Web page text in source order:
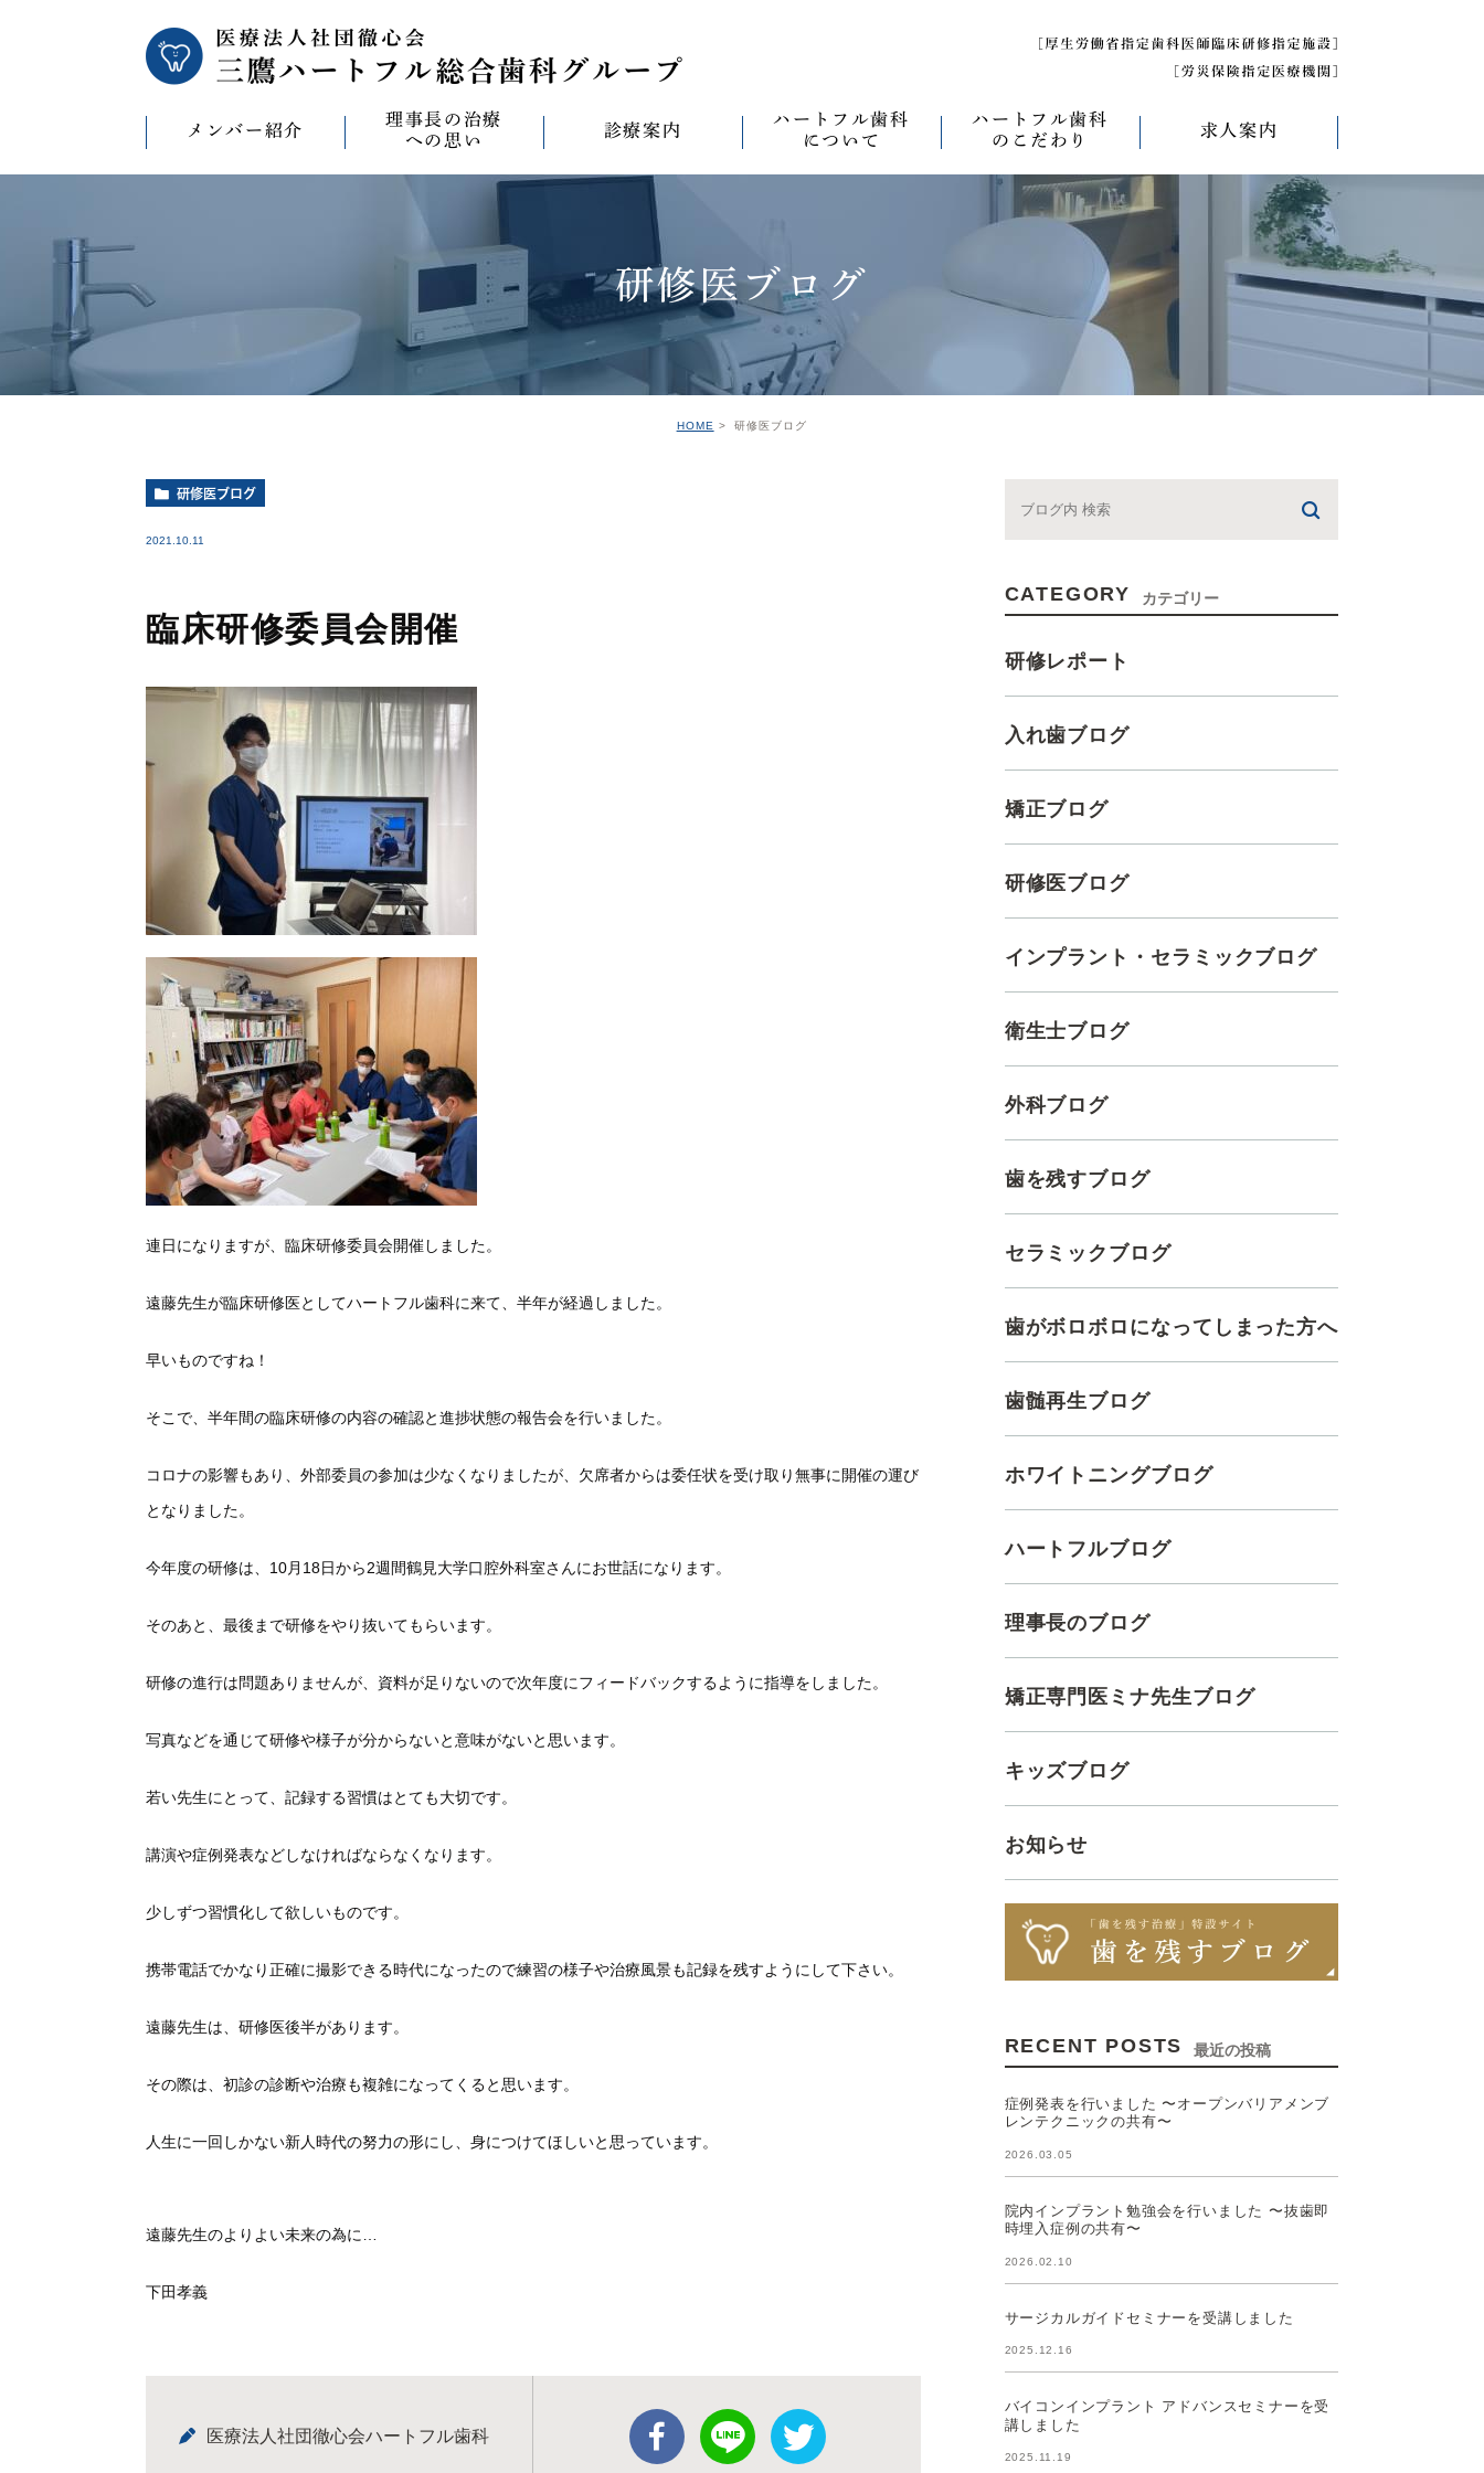
メンバー紹介
理事長の治療
への思い
CAD/CAM（オールセラミック治
療）への思い
バイコンインプラントへの思い
マウスピース型矯正装置（イン
ビザライン）への思い
診療案内
診療案内一覧
セラミック治療 ワンデイジルコニア治療
無菌化根管治療 予防・メンテナンス
インプラント オールオン4
ハートフル歯科
について
ハートフルの治療
院内設備
ハートフル歯科
グループ院の案内
ハートフル歯科
のこだわり
なるべく痛くない治療
なるべく削らない治療
なるべく抜かない治療
なるべく短期間の治療
滅菌管理について
求人案内
求人募集について
研修医募集
研修医ブログ
HOME 研修医ブログ
研修医ブログ
2021.10.11
臨床研修委員会開催
連日になりますが、臨床研修委員会開催しました。
遠藤先生が臨床研修医としてハートフル歯科に来て、半年が経過しました。
早いものですね！
そこで、半年間の臨床研修の内容の確認と進捗状態の報告会を行いました。
コロナの影響もあり、外部委員の参加は少なくなりましたが、欠席者からは委任状を受け取り無事に開催の運び
となりました。
今年度の研修は、10月18日から2週間鶴見大学口腔外科室さんにお世話になります。
そのあと、最後まで研修をやり抜いてもらいます。
研修の進行は問題ありませんが、資料が足りないので次年度にフィードバックするように指導をしました。
写真などを通じて研修や様子が分からないと意味がないと思います。
若い先生にとって、記録する習慣はとても大切です。
講演や症例発表などしなければならなくなります。
少しずつ習慣化して欲しいものです。
携帯電話でかなり正確に撮影できる時代になったので練習の様子や治療風景も記録を残すようにして下さい。
遠藤先生は、研修医後半があります。
その際は、初診の診断や治療も複雑になってくると思います。
人生に一回しかない新人時代の努力の形にし、身につけてほしいと思っています。
遠藤先生のよりよい未来の為に…
下田孝義
医療法人社団徹心会ハートフル歯科
CATEGORY カテゴリー
研修レポート
入れ歯ブログ
矯正ブログ
研修医ブログ
インプラント・セラミックブログ
衛生士ブログ
外科ブログ
歯を残すブログ
セラミックブログ
歯がボロボロになってしまった方へ
歯髄再生ブログ
ホワイトニングブログ
ハートフルブログ
理事長のブログ
矯正専門医ミナ先生ブログ
キッズブログ
お知らせ
RECENT POSTS 最近の投稿
症例発表を行いました 〜オープンバリアメンブ
レンテクニックの共有〜
2026.03.05
院内インプラント勉強会を行いました 〜抜歯即
時埋入症例の共有〜
2026.02.10
サージカルガイドセミナーを受講しました
2025.12.16
バイコンインプラント アドバンスセミナーを受
講しました
2025.11.19